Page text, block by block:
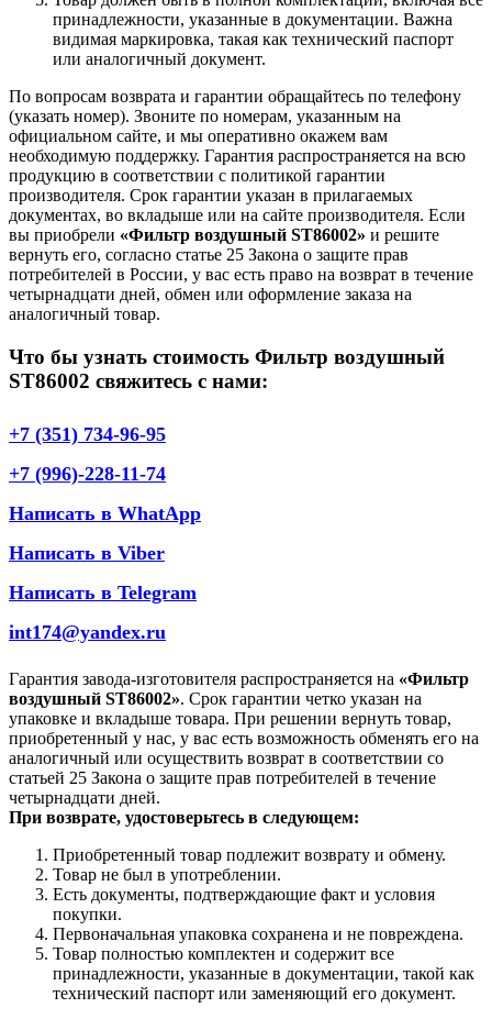
принадлежности, указанные в документации. Важна
видимая маркировка, такая как технический паспорт
или аналогичный документ.
По вопросам возврата и гарантии обращайтесь по телефону
(указать номер). Звоните по номерам, указанным на
официальном сайте, и мы оперативно окажем вам
необходимую поддержку. Гарантия распространяется на всю
продукцию в соответствии с политикой гарантии
производителя. Срок гарантии указан в прилагаемых
документах, во вкладыше или на сайте производителя. Если
вы приобрели «Фильтр воздушный ST86002» и решите
вернуть его, согласно статье 25 Закона о защите прав
потребителей в России, у вас есть право на возврат в течение
четырнадцати дней, обмен или оформление заказа на
аналогичный товар.
Что бы узнать стоимость Фильтр воздушный
ST86002 свяжитесь с нами:
+7 (351) 734-96-95
+7 (996)-228-11-74
Написать в WhatApp
Написать в Viber
Написать в Telegram
int174@yandex.ru
Гарантия завода-изготовителя распространяется на «Фильтр
воздушный ST86002». Срок гарантии четко указан на
упаковке и вкладыше товара. При решении вернуть товар,
приобретенный у нас, у вас есть возможность обменять его на
аналогичный или осуществить возврат в соответствии со
статьей 25 Закона о защите прав потребителей в течение
четырнадцати дней.
При возврате, удостоверьтесь в следующем:
Приобретенный товар подлежит возврату и обмену.
Товар не был в употреблении.
Есть документы, подтверждающие факт и условия
покупки.
Первоначальная упаковка сохранена и не повреждена.
Товар полностью комплектен и содержит все
принадлежности, указанные в документации, такой как
технический паспорт или заменяющий его документ.